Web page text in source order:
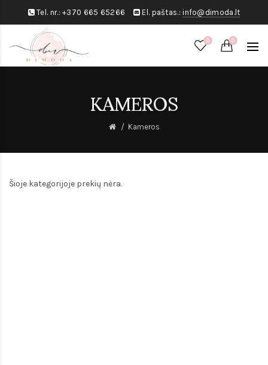
Tel. nr.:+370 665 65266 El. paštas.:info@dimoda.lt
0 0
KAMEROS
Kameros
Šioje kategorijoje prekių nėra.